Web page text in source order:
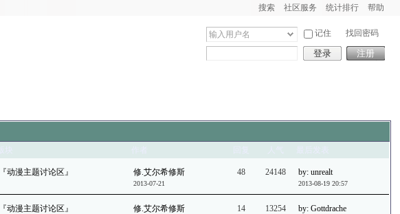
搜索 社区服务 统计排行 帮助
记住 找回密码
登录 注册
『动漫主题讨论区』 修.艾尔希修斯
2013-07-21
48 24148 by: unrealt
2013-08-19 20:57
『动漫主题讨论区』 修.艾尔希修斯 14 13254 by: Gottdrache